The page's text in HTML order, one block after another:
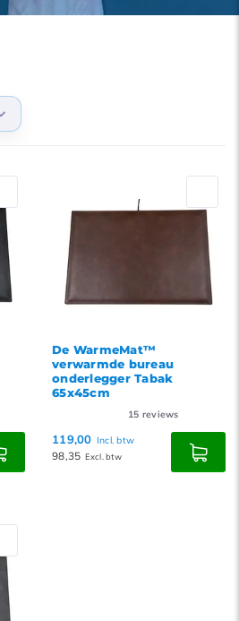
De WarmeMat™
verwarmde bureau
onderlegger Tabak
65x45cm
15 reviews
119,00 Incl. btw
98,35 Excl. btw